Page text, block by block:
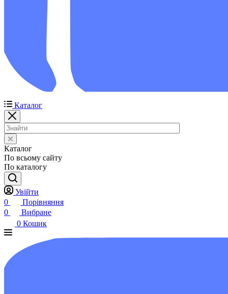
Каталог
Каталог
По всьому сайту
По каталогу
Увійти
0
Порівняння
0
Вибране
0 Кошик